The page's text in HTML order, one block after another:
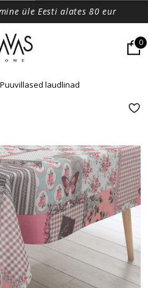
üle Eesti alates 80 eur
0
Puuvillased laudlinad